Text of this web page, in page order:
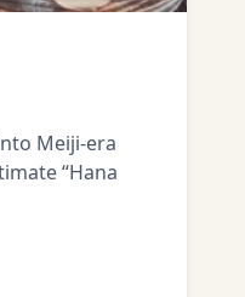
Meiji-era
“Hana